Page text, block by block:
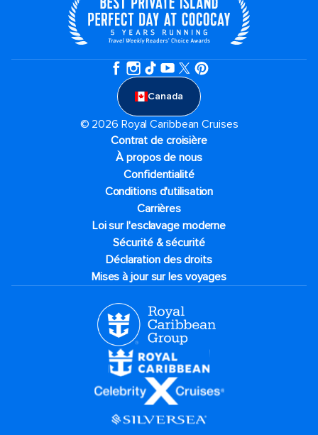
Canada
© 2026 Royal Caribbean Cruises
Contrat de croisière
À propos de nous
Confidentialité
Conditions d'utilisation
Carrières
Loi sur l'esclavage moderne
Sécurité & sécurité
Déclaration des droits
Mises à jour sur les voyages